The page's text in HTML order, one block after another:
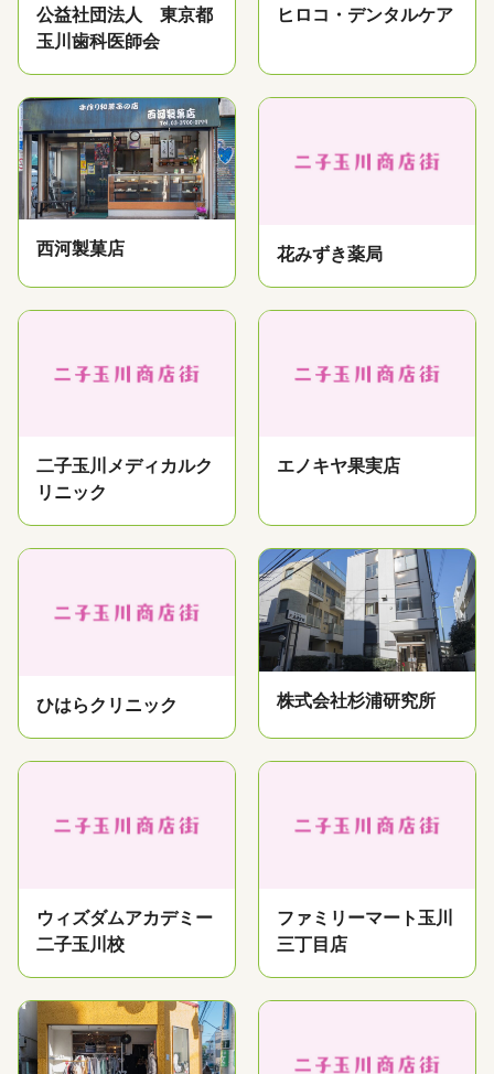
公益社団法人 東京都
玉川歯科医師会
ヒロコ・デンタルケア
西河製菓店 花みずき薬局
二子玉川メディカルク
リニック
エノキヤ果実店
ひはらクリニック 株式会社杉浦研究所
ウィズダムアカデミー
二子玉川校
ファミリーマート玉川
三丁目店